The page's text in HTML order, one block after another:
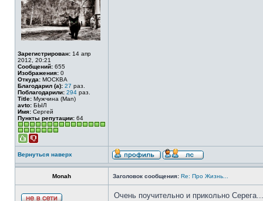
Зарегистрирован: 14 апр
2012, 20:21
Сообщений: 655
Изображения: 0
Откуда: МОСКВА
Благодарил (а): 27 раз.
Поблагодарили: 294 раз.
Title: Мужчина (Man)
avto: БЫЛ
Имя: Сергей
Пункты репутации: 64
Вернуться наверх
Monah Заголовок сообщения: Re: Про Жизнь...
Очень поучительно и прикольно Серега...